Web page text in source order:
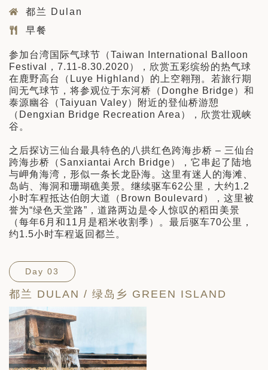
都兰 Dulan
早餐
参加台湾国际气球节（Taiwan International Balloon
Festival，7.11-8.30.2020），欣赏五彩缤纷的热气球
在鹿野高台（Luye Highland）的上空翱翔。若旅行期
间无气球节，将参观位于东河桥（Donghe Bridge）和
泰源幽谷（Taiyuan Valey）附近的登仙桥游憩
（Dengxian Bridge Recreation Area），欣赏壮观峡
谷。
之后探访三仙台最具特色的八拱红色跨海步桥 – 三仙台
跨海步桥（Sanxiantai Arch Bridge），它串起了陆地
与岬角海湾，形似一条长龙卧海。这里有迷人的海滩、
岛屿、海洞和珊瑚礁美景。继续驱车62公里，大约1.2
小时车程抵达伯朗大道（Brown Boulevard），这里被
誉为“绿色天堂路”，道路两边是令人惊叹的稻田美景
（每年6月和11月是稻米收割季）。最后驱车70公里，
约1.5小时车程返回都兰。
Day 03
都兰 DULAN / 绿岛乡 GREEN ISLAND